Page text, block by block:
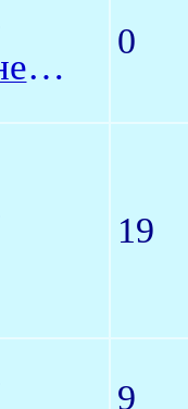
Мирный бронепоезд
0
19
9